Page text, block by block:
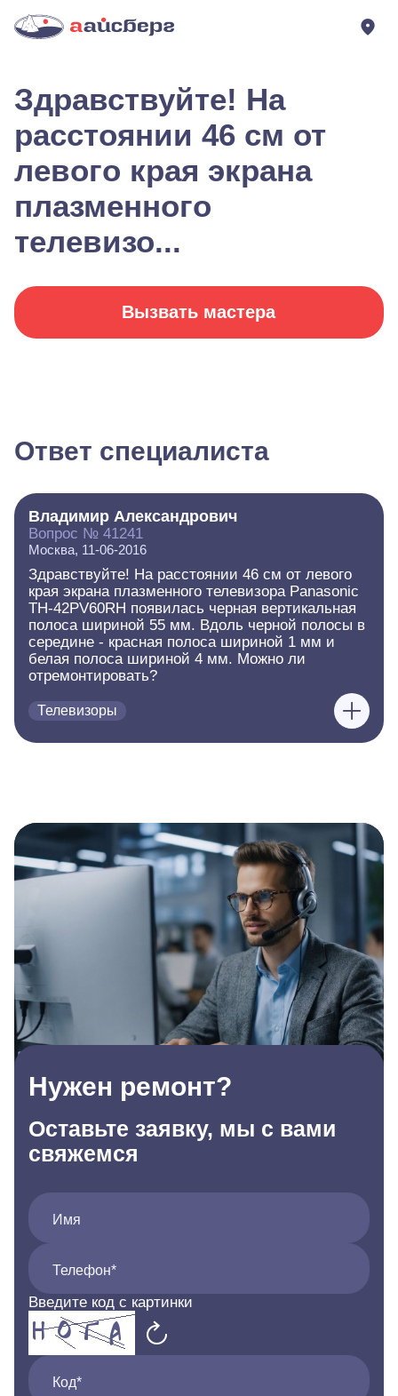
Здравствуйте! На
расстоянии 46 см от
левого края экрана
плазменного
телевизо...
Вызвать мастера
Ответ специалиста
Владимир Александрович
Вопрос № 41241
Москва, 11-06-2016
Здравствуйте! На расстоянии 46 см от левого
края экрана плазменного телевизора Panasonic
TH-42PV60RH появилась черная вертикальная
полоса шириной 55 мм. Вдоль черной полосы в
середине - красная полоса шириной 1 мм и
белая полоса шириной 4 мм. Можно ли
отремонтировать?
Телевизоры
Нужен ремонт?
Оставьте заявку, мы с вами
свяжемся
Имя
Телефон*
Введите код с картинки
Код*